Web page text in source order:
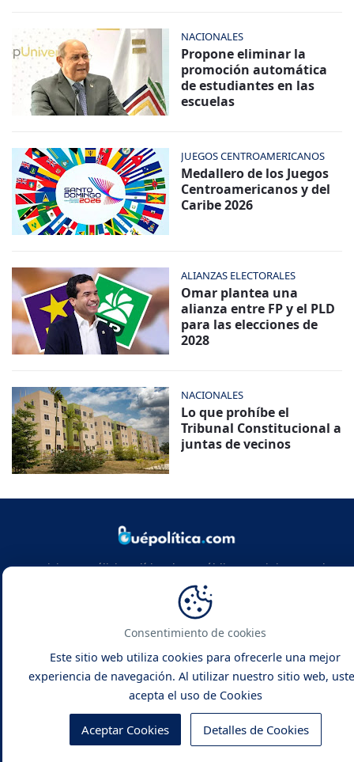
NACIONALES
Propone eliminar la
promoción automática
de estudiantes en las
escuelas
JUEGOS CENTROAMERICANOS
Medallero de los Juegos
Centroamericanos y del
Caribe 2026
ALIANZAS ELECTORALES
Omar plantea una
alianza entre FP y el PLD
para las elecciones de
2028
NACIONALES
Lo que prohíbe el
Tribunal Constitucional a
juntas de vecinos
Noticias y análisis político de República Dominicana y el
mundo. Infórmate con rigor, actualidad y las claves de la
política global.
Qué Política - Noticias y Análisis
Inicio
Contacto
Sobre Nosotros
Políticas de Privacidad
Consentimiento de cookies
Este sitio web utiliza cookies para ofrecerle una mejor
experiencia de navegación. Al utilizar nuestro sitio web,
acepta el uso de Cookies
Aceptar Cookies Detalles de Cookies